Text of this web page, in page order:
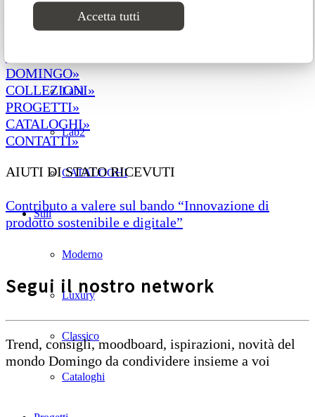
Accetta tutti
Sweet dreams
Lab1
Lab2
CATALOGHI
Stili
Moderno
Luxury
Classico
Cataloghi
You will soon receive an e-mail with your login data.
DOMINGO»
COLLEZIONI»
PROGETTI»
CATALOGHI»
CONTATTI»
AIUTI DI STATO RICEVUTI
Contributo a valere sul bando “Innovazione di
prodotto sostenibile e digitale”
Segui il nostro network
Trend, consigli, moodboard, ispirazioni, novità del
mondo Domingo da condividere insieme a voi